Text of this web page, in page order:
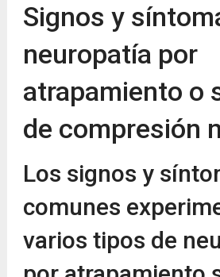
Signos y
neuropatía por
atrapamiento o
de compresión
Los signos y
comunes
varios tipos de